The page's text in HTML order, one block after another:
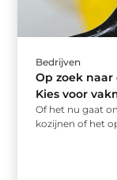
Bedrijven
Op zoek
Kies voor
Of het nu gaat
kozijnen of het